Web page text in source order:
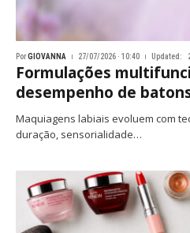
PorGIOVANNA 27/07/2026 · 10:40 Updated:
Formulações
desempenho de
Maquiagens labiais evoluem com
duração, sensorialidade…